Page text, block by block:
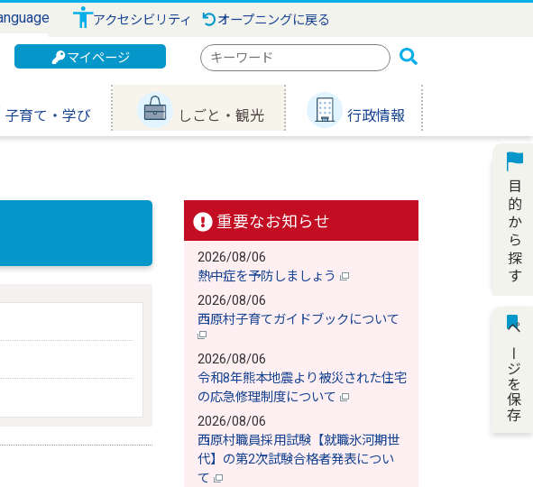
アクセシビリティ オープニングに戻る
マイページ
検
ー
ワ
子育て・学び しごと・観光 行政情報
重要なお知らせ
2026/08/06
熱中症を予防しましょう
2026/08/06
西原村子育てガイドブックについて
2026/08/06
令和8年熊本地震より被災された住宅
の応急修理制度について
2026/08/06
西原村職員採用試験【就職氷河期世
代】の第2次試験合格者発表につい
て
ページを保存